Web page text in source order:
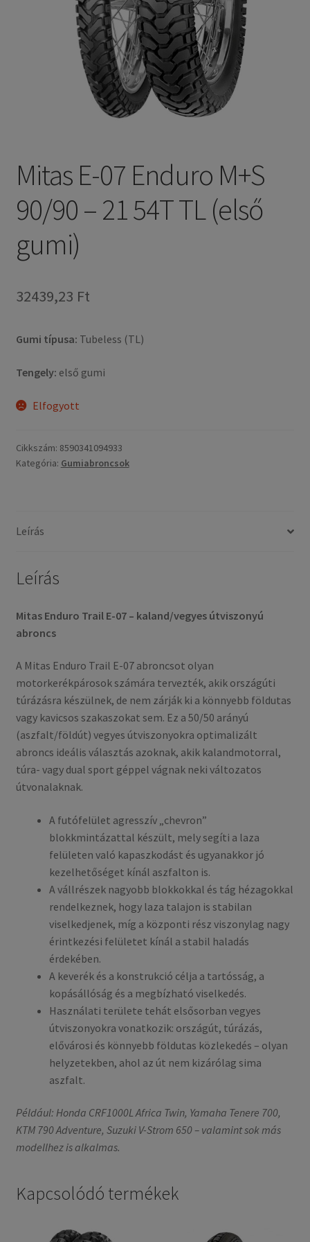
Mitas E-07 Enduro M+S
90/90 – 21 54T TL (első
gumi)
32439,23 Ft
Gumi típusa: Tubeless (TL)
Tengely: első gumi
Elfogyott
Cikkszám: 8590341094933
Kategória: Gumiabroncsok
Leírás
Leírás
Mitas Enduro Trail E-07 – kaland/vegyes útviszonyú
abroncs
A Mitas Enduro Trail E-07 abroncsot olyan
motorkerékpárosok számára tervezték, akik országúti
túrázásra készülnek, de nem zárják ki a könnyebb földutas
vagy kavicsos szakaszokat sem. Ez a 50/50 arányú
(aszfalt/földút) vegyes útviszonyokra optimalizált
abroncs ideális választás azoknak, akik kalandmotorral,
túra- vagy dual sport géppel vágnak neki változatos
útvonalaknak.
A futófelület agresszív „chevron”
blokkmintázattal készült, mely segíti a laza
felületen való kapaszkodást és ugyanakkor jó
kezelhetőséget kínál aszfalton is.
A vállrészek nagyobb blokkokkal és tág hézagokkal
rendelkeznek, hogy laza talajon is stabilan
viselkedjenek, míg a központi rész viszonylag nagy
érintkezési felületet kínál a stabil haladás
érdekében.
A keverék és a konstrukció célja a tartósság, a
kopásállóság és a megbízható viselkedés.
Használati területe tehát elsősorban vegyes
útviszonyokra vonatkozik: országút, túrázás,
elővárosi és könnyebb földutas közlekedés – olyan
helyzetekben, ahol az út nem kizárólag sima
aszfalt.
Például: Honda CRF1000L Africa Twin, Yamaha Tenere 700,
KTM 790 Adventure, Suzuki V-Strom 650 – valamint sok más
modellhez is alkalmas.
Kapcsolódó termékek